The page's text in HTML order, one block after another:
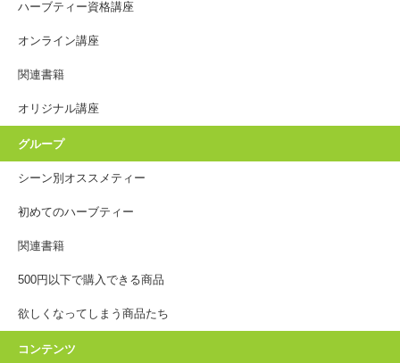
ハーブティー資格講座
オンライン講座
関連書籍
オリジナル講座
グループ
シーン別オススメティー
初めてのハーブティー
関連書籍
500円以下で購入できる商品
欲しくなってしまう商品たち
コンテンツ